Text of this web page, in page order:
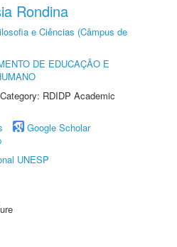
Rondina
e Ciências (Câmpus de
DE EDUCAÇÃO E
RDIDP Academic
Google Scholar
UNESP